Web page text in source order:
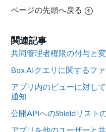
ページの先頭へ戻る
関連記事
共同管理者権限の付与と
Box AIクエリに関するフ
アプリ内のビューに対し
通知
公開APIへのShieldリスト
アプリを他のユーザーと